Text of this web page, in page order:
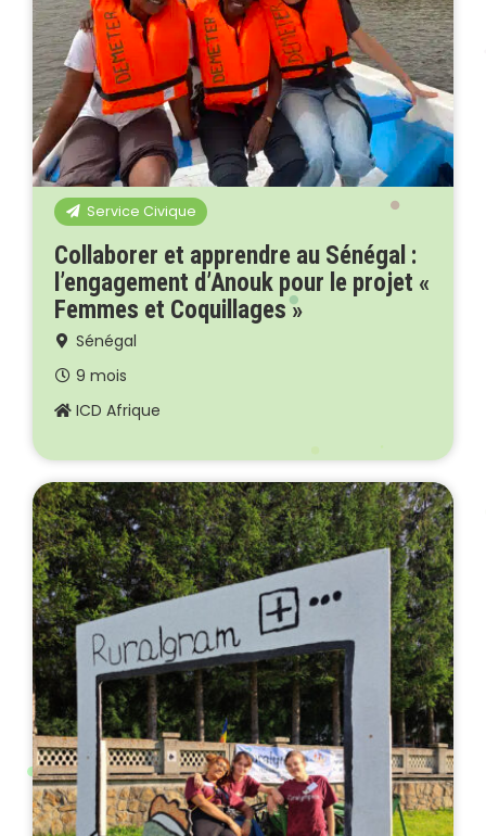
Service Civique
Collaborer et apprendre au Sénégal :
l’engagement d’Anouk pour le projet «
Femmes et Coquillages »
Sénégal
9 mois
ICD Afrique